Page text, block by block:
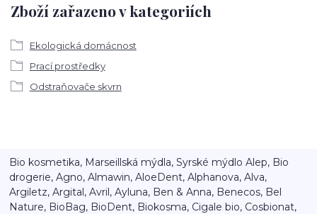
Zboží zařazeno v kategoriích
Ekologická domácnost
Prací prostředky
Odstraňovače skvrn
Bio kosmetika, Marseillská mýdla, Syrské mýdlo Alep, Bio
drogerie, Agno, Almawin, AloeDent, Alphanova, Alva,
Argiletz, Argital, Avril, Ayluna, Ben & Anna, Benecos, Bel
Nature, BioBag, BioDent, Biokosma, Cigale bio, Cosbionat,